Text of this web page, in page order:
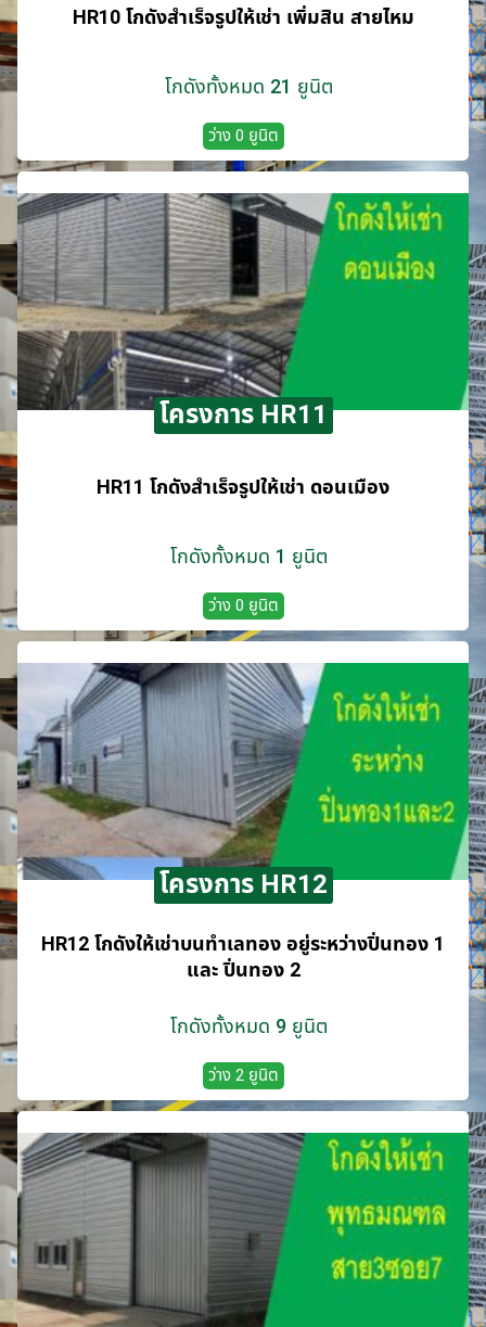
HR10 โกดังสำเร็จรูปให้เช่า เพิ่มสิน สายไหม
โกดังทั้งหมด 21 ยูนิต
ว่าง 0 ยูนิต
โครงการ HR11
HR11 โกดังสำเร็จรูปให้เช่า ดอนเมือง
โกดังทั้งหมด 1 ยูนิต
ว่าง 0 ยูนิต
โครงการ HR12
HR12 โกดังให้เช่าบนทำเลทอง อยู่ระหว่างปิ่นทอง 1
และ ปิ่นทอง 2
โกดังทั้งหมด 9 ยูนิต
ว่าง 2 ยูนิต